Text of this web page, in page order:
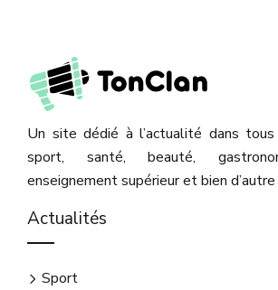
Un site dédié à l’actualité dans
sport, santé, beauté,
enseignement supérieur et bien d’autre
Actualités
Sport